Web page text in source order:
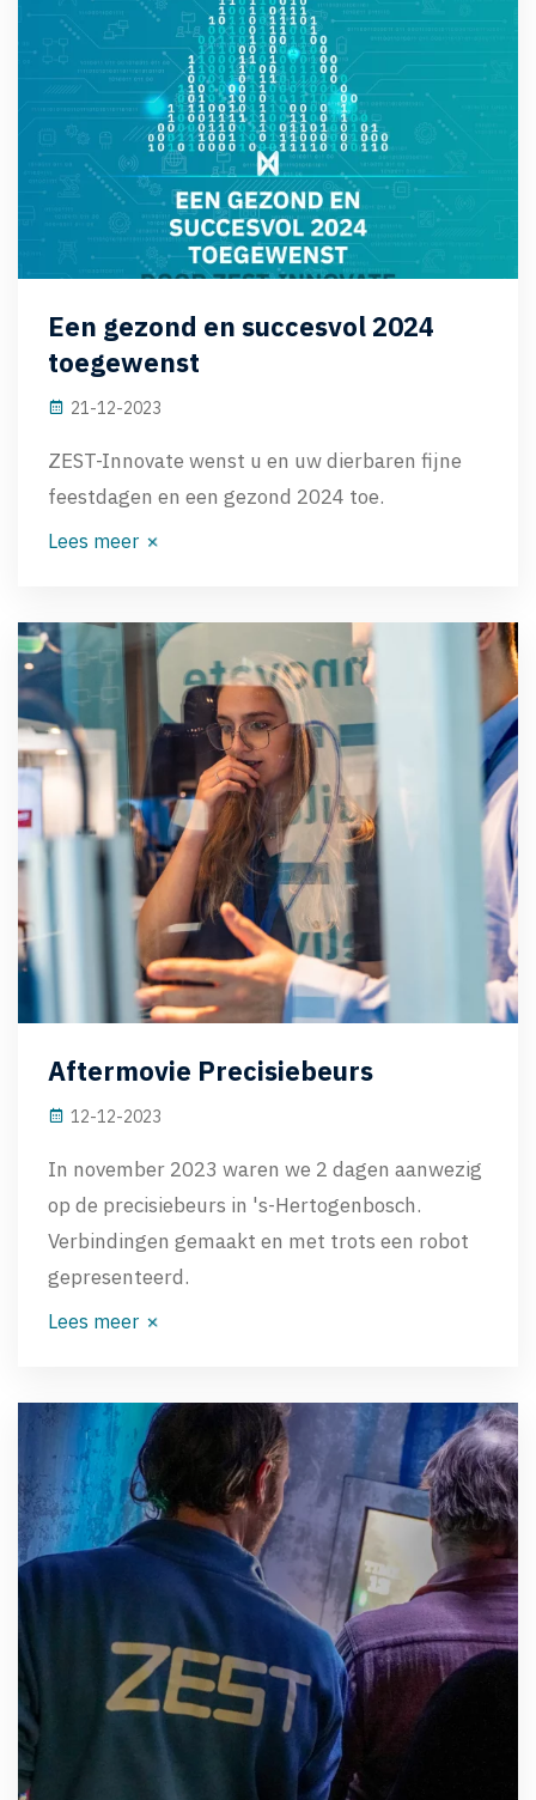
Een gezond en succesvol 2024
toegewenst
21-12-2023
ZEST-Innovate wenst u en uw dierbaren fijne
feestdagen en een gezond 2024 toe.
Lees meer
Aftermovie Precisiebeurs
12-12-2023
In november 2023 waren we 2 dagen aanwezig
op de precisiebeurs in 's-Hertogenbosch.
Verbindingen gemaakt en met trots een robot
gepresenteerd.
Lees meer